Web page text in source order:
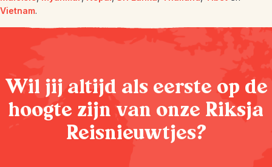
Vietnam.
Wil jij altijd als eerste op de
hoogte zijn van onze Riksja
Reisnieuwtjes?